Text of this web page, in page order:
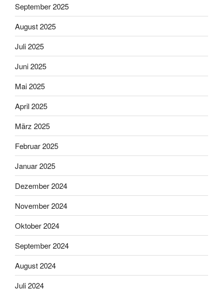
September 2025
August 2025
Juli 2025
Juni 2025
Mai 2025
April 2025
März 2025
Februar 2025
Januar 2025
Dezember 2024
November 2024
Oktober 2024
September 2024
August 2024
Juli 2024